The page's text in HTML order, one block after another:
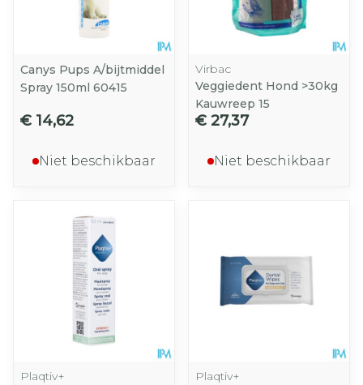
Canys Pups A/bijtmiddel
Spray 150ml 60415
€ 14,62
Niet beschikbaar
Virbac
Veggiedent Hond >30kg
Kauwreep 15
€ 27,37
Niet beschikbaar
Plaqtiv+
Plaqtiv+